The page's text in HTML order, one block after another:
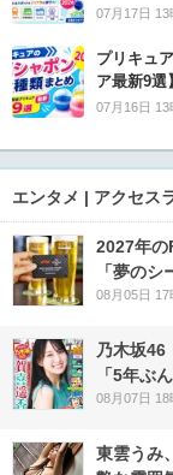
07月17日 13
プリキュ
ア最新9選】
07月16日 13
エンタメ | アクセス
2027年の
「夢の
08月05日 17
乃木坂46
「5年ぶ
08月07日 18
東雲うみ